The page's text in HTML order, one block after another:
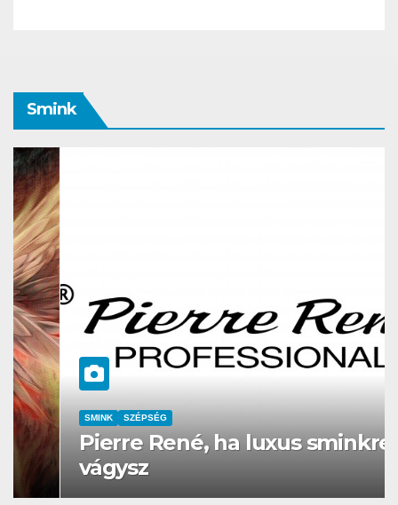
Smink
SMINK SZÉPSÉG
Pierre René, ha luxus sminkre
vágysz